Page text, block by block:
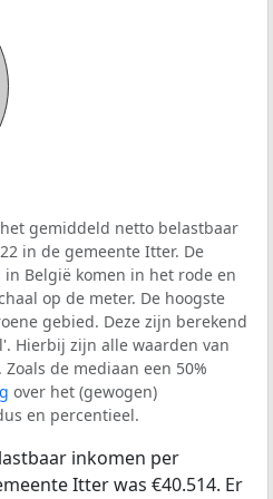
gemiddeld netto belastbaar
in de gemeente Itter. De
in België komen in het rode en
op de meter. De hoogste
gebied. Deze zijn berekend
Hierbij zijn alle waarden van
de mediaan een 50%
over het (gewogen)
en percentieel.
inkomen per
Itter was €40.514. Er